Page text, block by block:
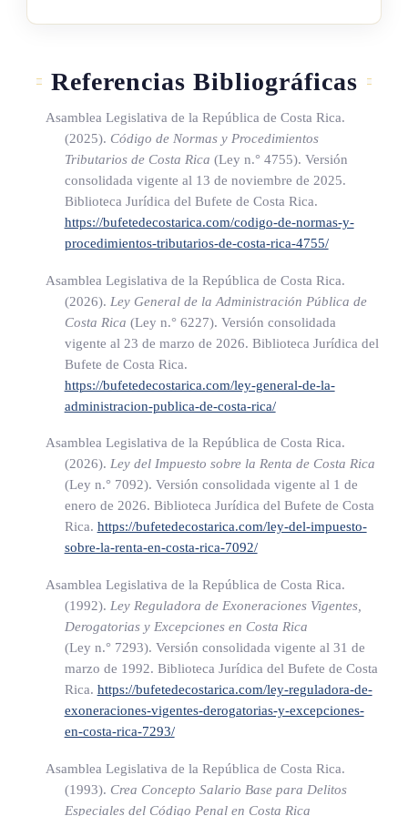
aprobados conforme a esta ley, reglamentados por el Concejo
para cada beneficiario.
ARTÍCULO 2
Se constituye en contribuyente u obligado al cumplimiento
jurídica que realice cualesquiera de las actividades descritas
en el artículo 1 de esta ley dentro del cantón de Matina,
domiciliado o no domiciliado, con independencia de la
condición de propietario, usufructuario, poseedor,
arrendatario o simple detentador sobre los bienes muebles o
inmuebles que utilice para su ejecución, así como de su
residencia o domicilio habitual.
ARTÍCULO 3
Base imponible y tarifa del impuesto.
Se fija la base imponible y tarifa para el cálculo del impuesto
de patente en la siguiente forma:
Para los contribuyentes inscritos ante la Dirección General de
Tributación, bajo el régimen de tributación tradicional, la base
imponible del impuesto de patente se obtendrá mediante el
sumatorio total de los ingresos brutos anuales percibidos por
cada actividad lucrativa durante el ejercicio económico
anterior al que se grava. La tarifa del impuesto será, en este
Referencias Bibliográficas
Asamblea Legislativa de la República de Costa Rica.
(2025). Código de Normas y Procedimientos
Tributarios de Costa Rica (Ley n.° 4755). Versión
consolidada vigente al 13 de noviembre de 2025.
Biblioteca Jurídica del Bufete de Costa Rica.
https://bufetedecostarica.com/codigo-de-normas-y-
procedimientos-tributarios-de-costa-rica-4755/
Asamblea Legislativa de la República de Costa Rica.
(2026). Ley General de la Administración Pública de
Costa Rica (Ley n.° 6227). Versión consolidada
vigente al 23 de marzo de 2026. Biblioteca Jurídica del
Bufete de Costa Rica.
https://bufetedecostarica.com/ley-general-de-la-
administracion-publica-de-costa-rica/
Asamblea Legislativa de la República de Costa Rica.
(2026). Ley del Impuesto sobre la Renta de Costa Rica
(Ley n.° 7092). Versión consolidada vigente al 1 de
enero de 2026. Biblioteca Jurídica del Bufete de Costa
Rica. https://bufetedecostarica.com/ley-del-impuesto-
sobre-la-renta-en-costa-rica-7092/
Asamblea Legislativa de la República de Costa Rica.
(1992). Ley Reguladora de Exoneraciones Vigentes,
Derogatorias y Excepciones en Costa Rica
(Ley n.° 7293). Versión consolidada vigente al 31 de
marzo de 1992. Biblioteca Jurídica del Bufete de Costa
Rica. https://bufetedecostarica.com/ley-reguladora-de-
exoneraciones-vigentes-derogatorias-y-excepciones-
en-costa-rica-7293/
Asamblea Legislativa de la República de Costa Rica.
(1993). Crea Concepto Salario Base para Delitos
Especiales del Código Penal en Costa Rica